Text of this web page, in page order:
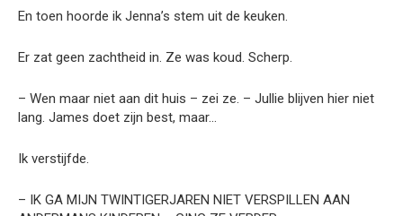
En toen hoorde ik Jenna’s stem uit de keuken.
Er zat geen zachtheid in. Ze was koud. Scherp.
– Wen maar niet aan dit huis – zei ze. – Jullie blijven hier niet
lang. James doet zijn best, maar…
Ik verstijfde.
– IK GA MIJN TWINTIGERJAREN NIET VERSPILLEN AAN